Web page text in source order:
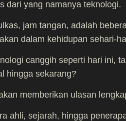
dari yang namanya teknologi.
jam tangan, adalah
dalam kehidupan sehari-
canggih seperti hari ini,
hingga sekarang?
memberikan ulasan
ahli, sejarah, hingga